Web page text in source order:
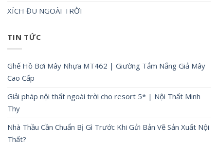
XÍCH ĐU NGOÀI TRỜI
TIN TỨC
Ghế Hồ Bơi Mây Nhựa MT462 | Giường Tắm Nắng Giả Mây
Cao Cấp
Giải pháp nội thất ngoài trời cho resort 5* | Nội Thất Minh
Thy
Nhà Thầu Cần Chuẩn Bị Gì Trước Khi Gửi Bản Vẽ Sản Xuất Nội
Thất?